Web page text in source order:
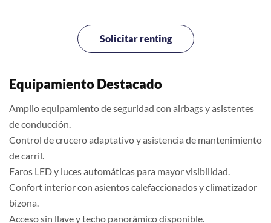
Solicitar renting
Equipamiento Destacado
Amplio equipamiento de seguridad con airbags y asistentes
de conducción.
Control de crucero adaptativo y asistencia de mantenimiento
de carril.
Faros LED y luces automáticas para mayor visibilidad.
Confort interior con asientos calefaccionados y climatizador
bizona.
Acceso sin llave y techo panorámico disponible.